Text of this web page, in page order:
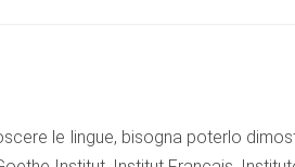
le lingue, bisogna poterlo